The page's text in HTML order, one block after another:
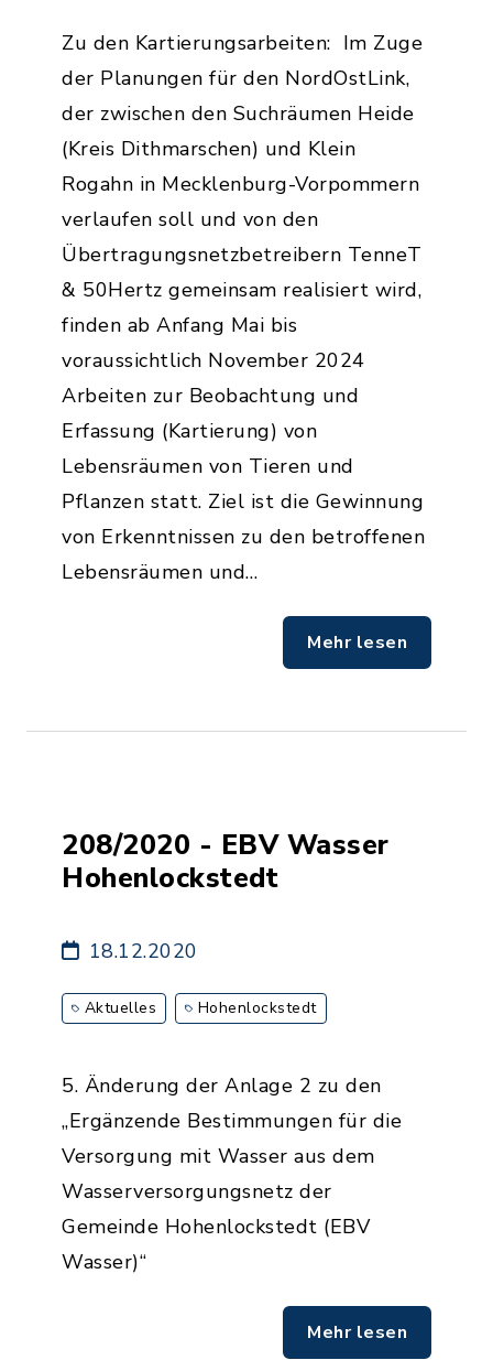
Zu den Kartierungsarbeiten: Im Zuge
der Planungen für den NordOstLink,
der zwischen den Suchräumen Heide
(Kreis Dithmarschen) und Klein
Rogahn in Mecklenburg-Vorpommern
verlaufen soll und von den
Übertragungsnetzbetreibern TenneT
& 50Hertz gemeinsam realisiert wird,
finden ab Anfang Mai bis
voraussichtlich November 2024
Arbeiten zur Beobachtung und
Erfassung (Kartierung) von
Lebensräumen von Tieren und
Pflanzen statt. Ziel ist die Gewinnung
von Erkenntnissen zu den betroffenen
Lebensräumen und…
Mehr lesen
208/2020 - EBV Wasser
Hohenlockstedt
18.12.2020
Aktuelles Hohenlockstedt
5. Änderung der Anlage 2 zu den
„Ergänzende Bestimmungen für die
Versorgung mit Wasser aus dem
Wasserversorgungsnetz der
Gemeinde Hohenlockstedt (EBV
Wasser)“
Mehr lesen